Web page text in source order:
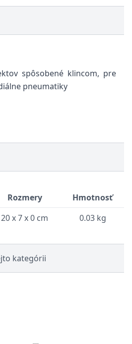
spôsobené klincom, pre
pneumatiky
Rozmery
Hmotnosť
20 x 7 x 0 cm 0.03 kg
kategórii